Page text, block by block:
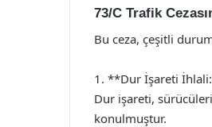
73/C Trafik
Bu ceza, çeşitli
1. **Dur İşareti
Dur işareti,
konulmuştur.